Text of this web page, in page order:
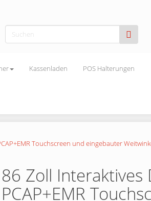
Kassenladen POS Halterungen
Touchscreen und eingebauter
86 Zoll Interaktives
PCAP+EMR